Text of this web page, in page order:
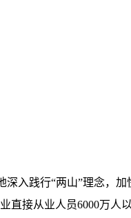
入践行“两山”理念，
直接从业人员6000万人